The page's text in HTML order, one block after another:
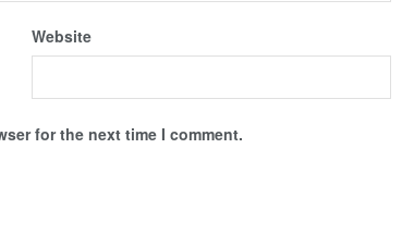
Website
for the next time I comment.